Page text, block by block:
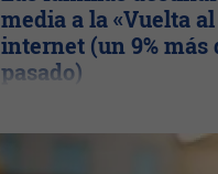
media a la «Vuelta
internet (un 9% más
pasado)